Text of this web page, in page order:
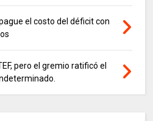
el costo del déficit con
pero el gremio ratificó el